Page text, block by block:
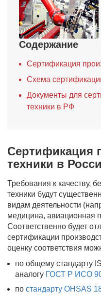
Содержание
Сертификация
Схема
Документы для
техники в РФ
Сертификация
техники в
Требования к качеству,
техники будут
видам деятельности
медицина, авиационная
Соответственно будет
сертификации
оценку соответствия
по общему стандарту
аналогу ГОСТ Р ИСО
по стандарту OHSAS